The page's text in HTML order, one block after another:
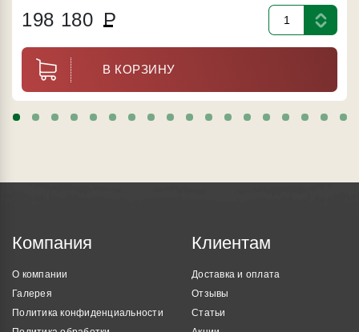
198 180 Р
В КОРЗИНУ
Компания
О компании
Галерея
Политика конфиденциальности
Клиентам
Доставка и оплата
Отзывы
Статьи